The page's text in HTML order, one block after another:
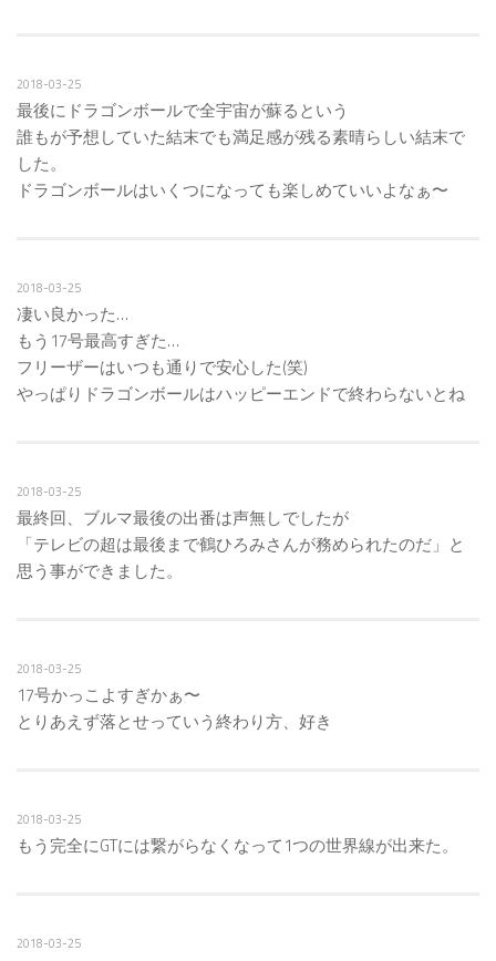
2018-03-25
最後にドラゴンボールで全宇宙が蘇るという
誰もが予想していた結末でも満足感が残る素晴らしい結末で
した。
ドラゴンボールはいくつになっても楽しめていいよなぁ〜
2018-03-25
凄い良かった…
もう17号最高すぎた…
フリーザーはいつも通りで安心した(笑)
やっぱりドラゴンボールはハッピーエンドで終わらないとね
2018-03-25
最終回、ブルマ最後の出番は声無しでしたが
「テレビの超は最後まで鶴ひろみさんが務められたのだ」と
思う事ができました。
2018-03-25
17号かっこよすぎかぁ〜
とりあえず落とせっていう終わり方、好き
2018-03-25
もう完全にGTには繋がらなくなって1つの世界線が出来た。
2018-03-25